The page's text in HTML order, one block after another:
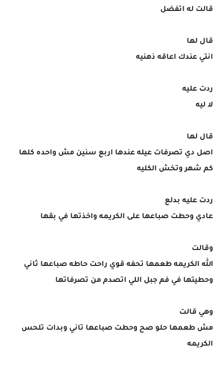
قالت له اتفضل
قال لها
انتي عندك اعاقه ذهنيه
ردت عليه
لا ليه
قال لها
اصل دي تصرفات عيله عندها اربع سنين مش واحده كلها
كم شهر وتخش الكليه
ردت عليه بدلع
عادي وحطت صباعها على الكريمه واخذتها في بقها
وقالت
الله الكريمه طعمها تحفه قوي راحت حاطه صباعها ثاني
وحطيتها في فم جبل اللي اتصدم من تصرفاتها
وهي قالت
مش طعمها حلو صح وحطت صباعها تاني وبدات تلحس
الكريمه